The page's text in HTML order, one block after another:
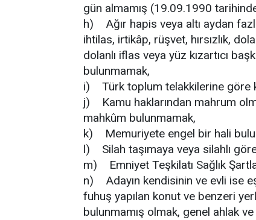
gün almamış (19.09.1990
h) Ağır hapis veya altı aydan
ihtilas, irtikâp, rüşvet, hırsızlık,
dolanlı iflas veya yüz kızartıcı
bulunmamak,
i) Türk toplum telakkilerine göre
j) Kamu haklarından mahrum
mahkûm bulunmamak,
k) Memuriyete engel bir hali
l) Silah taşımaya veya silahlı
m) Emniyet Teşkilatı Sağlık
n) Adayın kendisinin ve evli ise
fuhuş yapılan konut ve benzeri
bulunmamış olmak, genel ahlak